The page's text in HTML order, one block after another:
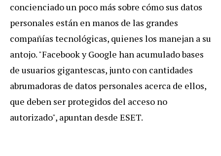
concienciado un poco más sobre cómo sus datos
personales están en manos de las grandes
compañías tecnológicas, quienes los manejan a su
antojo. "Facebook y Google han acumulado bases
de usuarios gigantescas, junto con cantidades
abrumadoras de datos personales acerca de ellos,
que deben ser protegidos del acceso no
autorizado", apuntan desde ESET.